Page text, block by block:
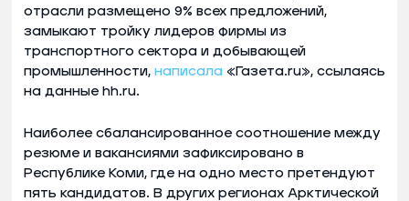
отрасли размещено 9% всех предложений,
замыкают тройку лидеров фирмы из
транспортного сектора и добывающей
промышленности, написала «Газета.ru», ссылаясь
на данные hh.ru.
Наиболее сбалансированное соотношение между
резюме и вакансиями зафиксировано в
Республике Коми, где на одно место претендуют
пять кандидатов. В других регионах Арктической